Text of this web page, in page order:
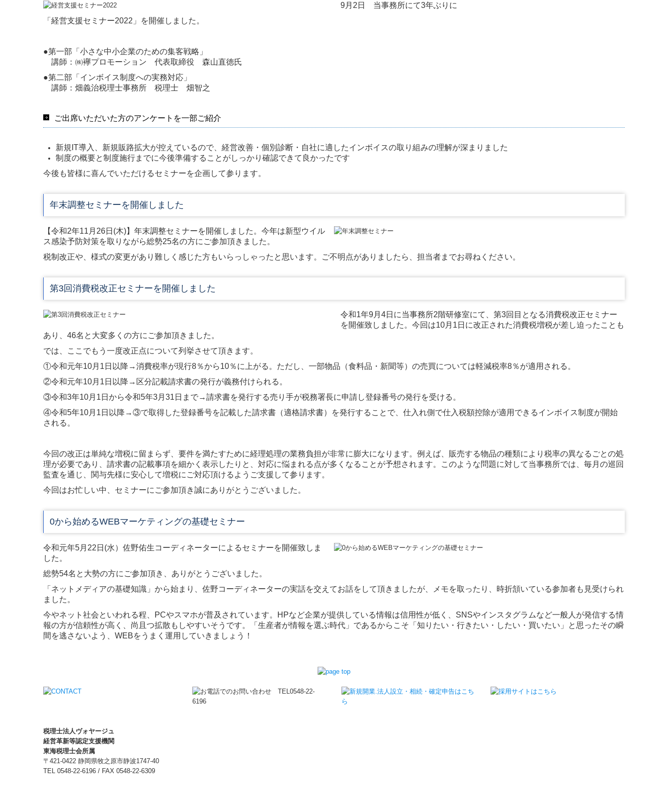
9月2日 当事務所にて3年ぶりに
「経営支援セミナー2022」を開催しました。
●第一部「小さな中小企業のための集客戦略」
講師：㈱襷プロモーション 代表取締役 森山直徳氏
●第二部「インボイス制度への実務対応」
講師：畑義治税理士事務所 税理士 畑智之
ご出席いただいた方のアンケートを一部ご紹介
新規IT導入、新規販路拡大が控えているので、経営改善・個別診断・自社に適したインボイスの取り組みの理解が深まりました
制度の概要と制度施行までに今後準備することがしっかり確認できて良かったです
今後も皆様に喜んでいただけるセミナーを企画して参ります。
年末調整セミナーを開催しました
【令和2年11月26日(木)】年末調整セミナーを開催しました。今年は新型ウイル
ス感染予防対策を取りながら総勢25名の方にご参加頂きました。
税制改正や、様式の変更があり難しく感じた方もいらっしゃったと思います。ご不明点がありましたら、担当者までお尋ねください。
第3回消費税改正セミナーを開催しました
令和1年9月4日に当事務所2階研修室にて、第3回目となる消費税改正セミナー
を開催致しました。今回は10月1日に改正された消費税増税が差し迫ったことも
あり、46名と大変多くの方にご参加頂きました。
では、ここでもう一度改正点について列挙させて頂きます。
①令和元年10月1日以降→消費税率が現行8％から10％に上がる。ただし、一部物品（食料品・新聞等）の売買については軽減税率8％が適用される。
②令和元年10月1日以降→区分記載請求書の発行が義務付けられる。
③令和3年10月1日から令和5年3月31日まで→請求書を発行する売り手が税務署長に申請し登録番号の発行を受ける。
④令和5年10月1日以降→③で取得した登録番号を記載した請求書（適格請求書）を発行することで、仕入れ側で仕入税額控除が適用できるインボイス制度が開始
される。
今回の改正は単純な増税に留まらず、要件を満たすために経理処理の業務負担が非常に膨大になります。例えば、販売する物品の種類により税率の異なるごとの処
理が必要であり、請求書の記載事項を細かく表示したりと、対応に悩まれる点が多くなることが予想されます。このような問題に対して当事務所では、毎月の巡回
監査を通じ、関与先様に安心して増税にご対応頂けるようご支援して参ります。
今回はお忙しい中、セミナーにご参加頂き誠にありがとうございました。
0から始めるWEBマーケティングの基礎セミナー
令和元年5月22日(水）佐野佑生コーディネーターによるセミナーを開催致しま
した。
総勢54名と大勢の方にご参加頂き、ありがとうございました。
「ネットメディアの基礎知識」から始まり、佐野コーディネーターの実話を交えてお話をして頂きましたが、メモを取ったり、時折頷いている参加者も見受けられ
ました。
今やネット社会といわれる程、PCやスマホが普及されています。HPなど企業が提供している情報は信用性が低く、SNSやインスタグラムなど一般人が発信する情
報の方が信頼性が高く、尚且つ拡散もしやすいそうです。「生産者が情報を選ぶ時代」であるからこそ「知りたい・行きたい・したい・買いたい」と思ったその瞬
間を逃さないよう、WEBをうまく運用していきましょう！
税理士法人ヴォヤージュ
経営革新等認定支援機関
東海税理士会所属
〒421-0422 静岡県牧之原市静波1747-40
TEL 0548-22-6196 / FAX 0548-22-6309